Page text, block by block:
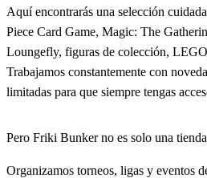
Aquí encontrarás una selección
Piece Card Game, Magic: The
Loungefly, figuras de colección,
Trabajamos constantemente con
limitadas para que siempre tengas
Pero Friki Bunker no es solo una
Organizamos torneos, ligas y eventos